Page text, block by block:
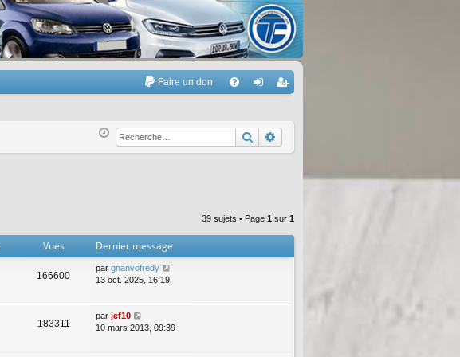
Faire un don
Q ne
xi
nr
eg
r
Rechercher
39 sujets • Page 1 sur 1
Vues Dernier message
166600
par gnanvofredy
13 oct. 2025, 16:19
183311
par jef10
10 mars 2013, 09:39